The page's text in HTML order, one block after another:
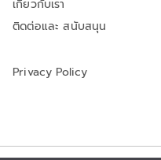
เกี่ยวกับเรา
ติดต่อและ สนับสนุน
Privacy Policy